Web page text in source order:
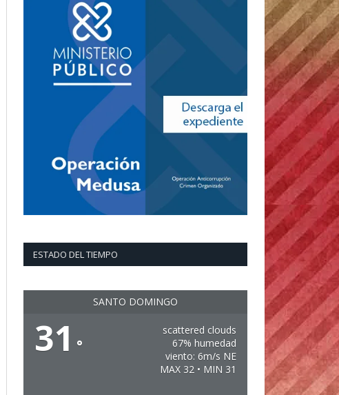
ESTADO DEL TIEMPO
SANTO DOMINGO
31 °
scattered clouds
67% humedad
viento: 6m/s NE
MAX 32 • MIN 31